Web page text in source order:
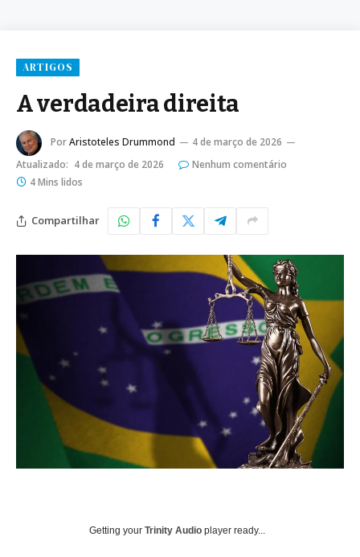
ARTIGOS
A verdadeira direita
PorAristoteles Drummond
4 de março de 2026
Atualizado: 4 de março de 2026
Nenhum comentário
4 Mins lidos
Compartilhar
Getting your Trinity Audio player ready...